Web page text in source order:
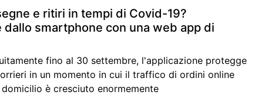
e ritiri in tempi di Covid-19?
dallo smartphone con una web app di
fino al 30 settembre, l'applicazione protegge
in un momento in cui il traffico di ordini online
è cresciuto enormemente